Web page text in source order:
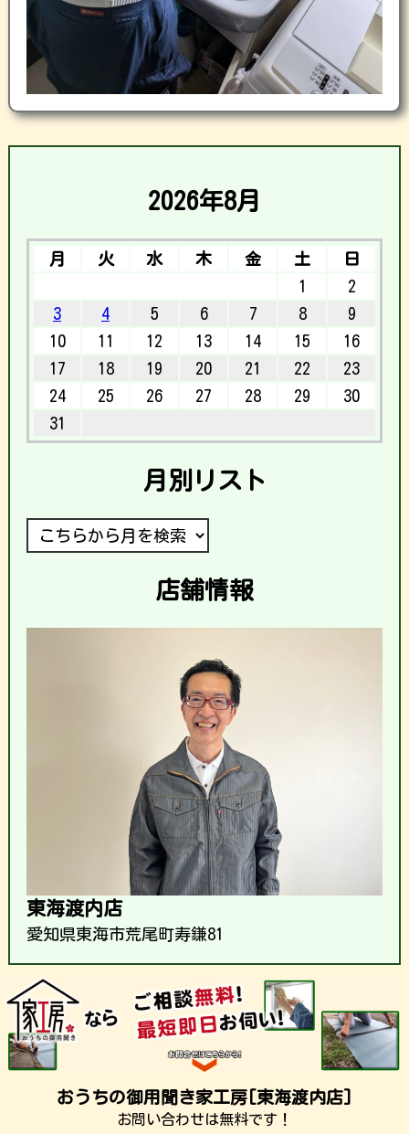
2026年8月
月 火 水 木 金 土
日
1
2
3
4 5 6 7 8
9
10
11 12 13 14 15
16
17
18 19 20 21 22
23
24
25 26 27 28 29
30
31
月別リスト
店舗情報
東海渡内店
愛知県東海市荒尾町寿鎌81
おうちの御用聞き家工房[東海渡内店]
お問い合わせは無料です！